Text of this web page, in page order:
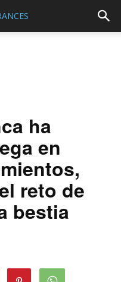
ha
en
reto de
bestia